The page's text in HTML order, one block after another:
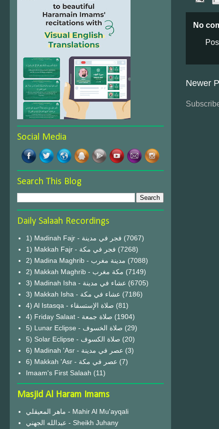
No
Newer
Social Media
Search This Blog
Daily Salaah Recordings
1) Madinah Fajr - فجر في مدينة (7067)
1) Makkah Fajr - فجر في مكة (7268)
2) Madina Maghrib - مدينة مغرب (7088)
2) Makkah Maghrib - مكة مغرب (7149)
3) Madinah Isha - عشاء في مدينة (6705)
3) Makkah Isha - عشاء في مكة (7186)
4) Al Istasqa - صلاة الإستسقاء (81)
4) Friday Salaat - صلاة جمعة (1904)
5) Lunar Eclipse - صلاة الخسوف (29)
(20)
6) Madinah 'Asr - عصر في مدينة (3)
6) Makkah 'Asr - عصر في مكة (7)
Imaam's First Salaah (11)
Masjid Al Haram Imams
ماهر المعيقلي - Mahir Al Mu'ayqali
عبدالله الجهني - Sheikh Juhany